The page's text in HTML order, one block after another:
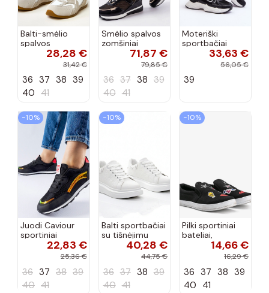
Balti-smėlio
spalvos
sportiniai
Casey
28,28 €
31,42 €
36 37 38 39
40 41
Smėlio spalvos
zomšiniai
sportiniai
bateliai, „Karino"
71,87 €
79,85 €
36 37 38 39
40 41
Moteriški
sportbačiai
juodos spalvos
33,63 €
56,05 €
39
−10%
Juodi Caviour
sportiniai
sportbačiai22,83 €
25,36 €
36 37 38 39
40 41
−10%
Balti sportbačiai
su tišnėjimu
Peyton40,28 €
44,75 €
36 37 38 39
40 41
−10%
Pilki sportiniai
bateliai,
„Justice"14,66 €
16,29 €
36 37 38 39
40 41